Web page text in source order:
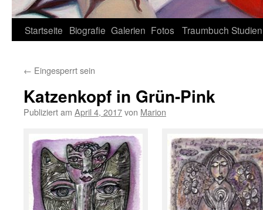
Zum
springen
Startseite Biografie Galerien Fotos Traumbuch Studien
← Eingesperrt sein
Katzenkopf in Grün-Pink
Publiziert am April 4, 2017von Marion